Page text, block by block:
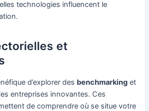
technologies influencent le
et
d’explorer des benchmarking et
entreprises innovantes. Ces
de comprendre où se situe votre